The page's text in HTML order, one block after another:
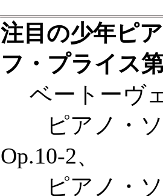
注目の少年ピ
フ・プライス
ベートーヴ
ピアノ・ソ
Op.10-2、
ピアノ・ソ